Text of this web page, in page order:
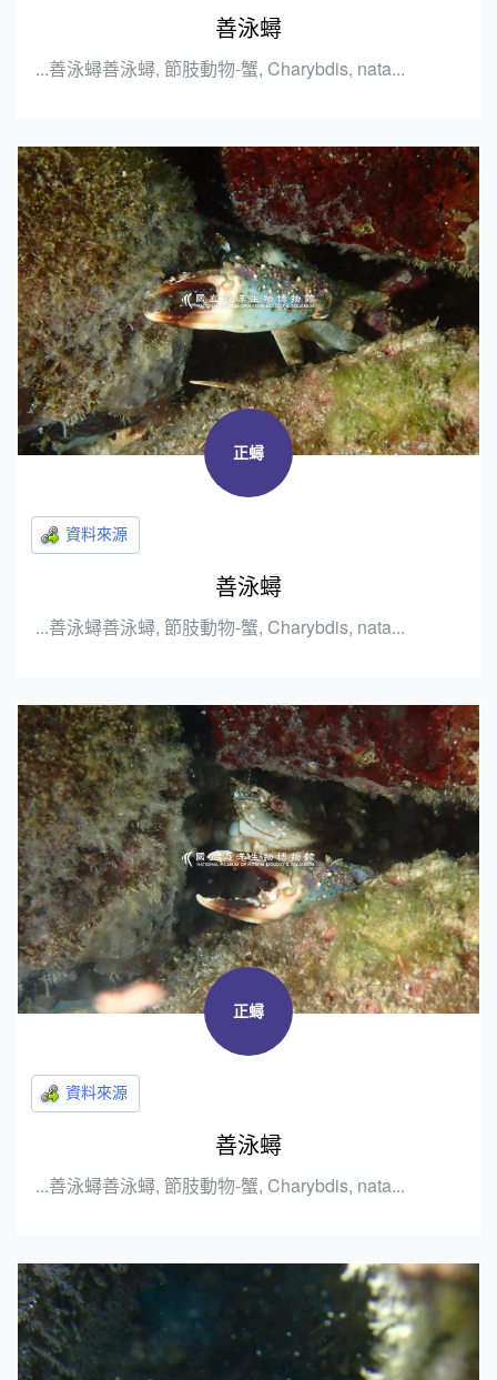
善泳蟳
...善泳蟳善泳蟳, 節肢動物-蟹, Charybdis, nata...
正蟳
善泳蟳
...善泳蟳善泳蟳, 節肢動物-蟹, Charybdis, nata...
正蟳
善泳蟳
...善泳蟳善泳蟳, 節肢動物-蟹, Charybdis, nata...